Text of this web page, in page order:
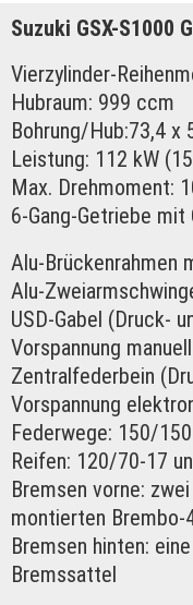
Suzuki GSX-S1000
Vierzylinder-
Hubraum: 999 ccm
Bohrung/Hub:73,4 x
Leistung: 112 kW
Max. Drehmoment:
6-Gang-Getriebe
Alu-Brückenrahmen
Alu-
USD-Gabel (Druck-
Vorspannung
Zentralfederbein
Vorspannung
Federwege: 150/
Reifen: 120/70-17
Bremsen vorne:
montierten Brembo-
Bremsen hinten:
Bremssattel